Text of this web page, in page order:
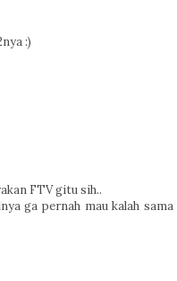
:)
FTV gitu sih..
ga pernah mau kalah